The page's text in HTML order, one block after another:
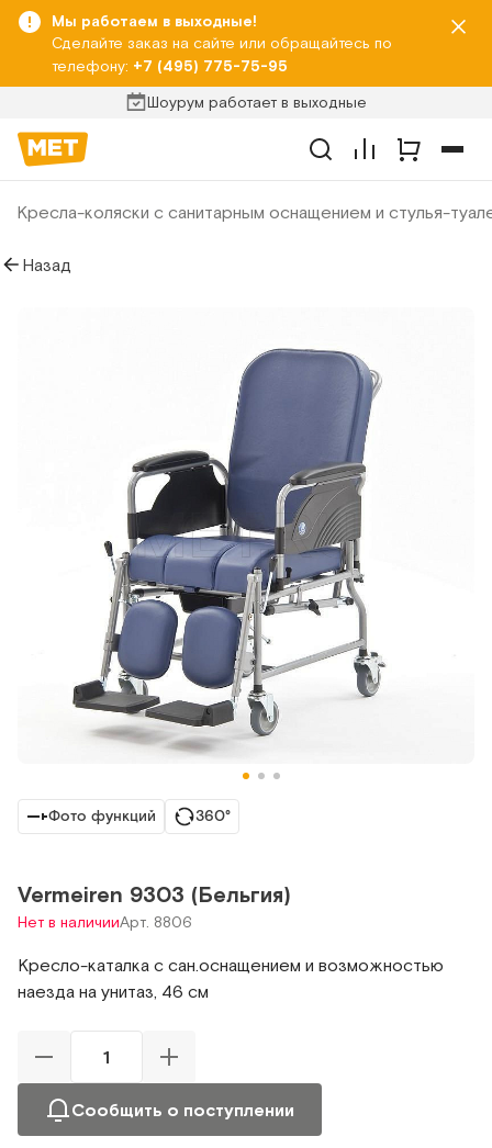
Мы работаем в выходные!
Сделайте заказ на сайте или обращайтесь по
телефону: +7 (495) 775-75-95
Шоурум работает в выходные
Кресла-коляски с санитарным оснащением и стулья-
Назад
Фото функций 360°
Vermeiren 9303 (Бельгия)
Нет в наличииАрт. 8806
Кресло-каталка с сан.оснащением и возможностью
наезда на унитаз, 46 см
Сообщить о поступлении